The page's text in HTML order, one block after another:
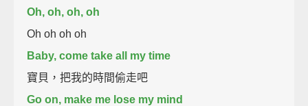
Oh, oh, oh, oh
Oh oh oh oh
Baby, come take all my time
寶貝，把我的時間偷走吧
Go on, make me lose my mind